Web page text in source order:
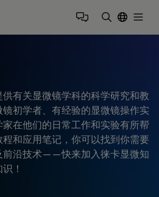
有关显微镜学科的科学研究和教
初学者、有经验的显微镜操作实
在他们的日常工作和实验有所帮
和应用笔记，你可以找到你需要
前沿技术——快来加入徕卡显微知
！